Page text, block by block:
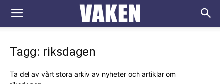
VAKEN.se
Tagg: riksdagen
Ta del av vårt stora arkiv av nyheter och artiklar om